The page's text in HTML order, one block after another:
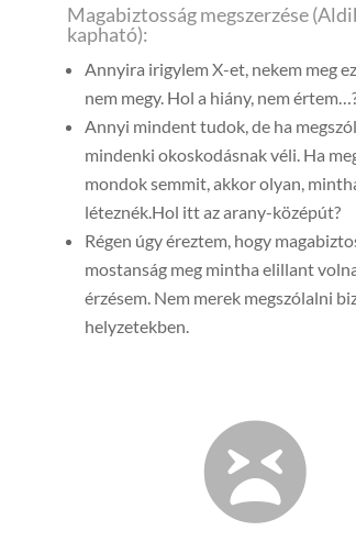
Magabiztosság megszerzése
kapható):
Annyira irigylem X-et, nekem meg
nem megy. Hol a hiány, nem
Annyi mindent tudok, de ha
mindenki okoskodásnak véli. Ha
mondok semmit, akkor olyan,
léteznék.Hol itt az arany-középút?
Régen úgy éreztem, hogy
mostanság meg mintha elillant
érzésem. Nem merek megszólalni
helyzetekben.
